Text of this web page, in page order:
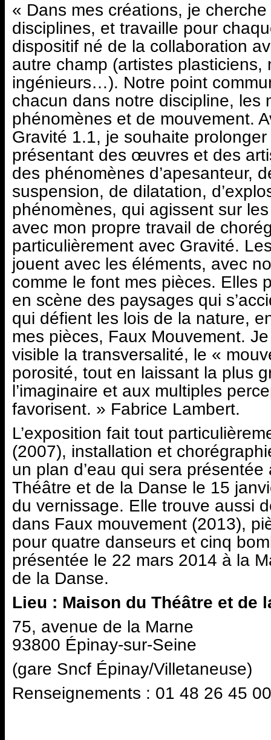
« Dans mes créations, je
disciplines, et travaille pour
dispositif né de la collaboration
autre champ (artistes plasticiens,
ingénieurs…). Notre point
chacun dans notre discipline, les
phénomènes et de mouvement.
Gravité 1.1, je souhaite
présentant des œuvres et des
des phénomènes d’apesanteur,
suspension, de dilatation,
phénomènes, qui agissent sur
avec mon propre travail de
particulièrement avec Gravité.
jouent avec les éléments, avec
comme le font mes pièces. Elles
en scène des paysages qui
qui défient les lois de la nature,
mes pièces, Faux Mouvement.
visible la transversalité, le «
porosité, tout en laissant la plus
l’imaginaire et aux multiples
favorisent. » Fabrice Lambert.
L’exposition fait tout
(2007), installation et
un plan d’eau qui sera
Théâtre et de la Danse le 15
du vernissage. Elle trouve aussi
dans Faux mouvement (2013),
pour quatre danseurs et cinq
présentée le 22 mars 2014 à la
de la Danse.
Lieu : Maison du Théâtre et de
75, avenue de la Marne
93800 Épinay-sur-Seine
(gare Sncf Épinay/Villetaneuse)
Renseignements : 01 48 26 45 00